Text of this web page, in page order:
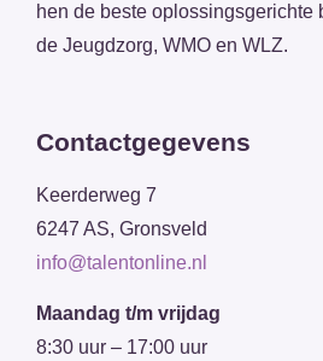
hen de beste oplossingsgerichte
de Jeugdzorg, WMO en WLZ.
Contactgegevens
Keerderweg 7
6247 AS, Gronsveld
info@talentonline.nl
Maandag t/m vrijdag
8:30 uur – 17:00 uur